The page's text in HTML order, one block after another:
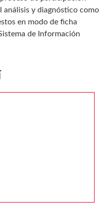
análisis y diagnóstico como
en modo de ficha
de Información